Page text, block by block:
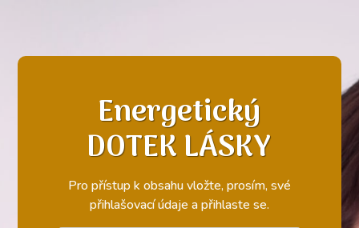
Energetický
DOTEK LÁSKY
Pro přístup k obsahu vložte, prosím, své
přihlašovací údaje a přihlaste se.